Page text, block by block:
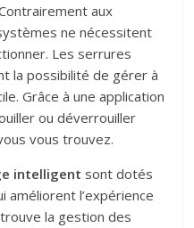
aux
ne nécessitent
Les serrures
la possibilité de gérer à
Grâce à une application
ou déverrouiller
vous trouvez.
intelligentsont dotés
améliorent l’expérience
la gestion des